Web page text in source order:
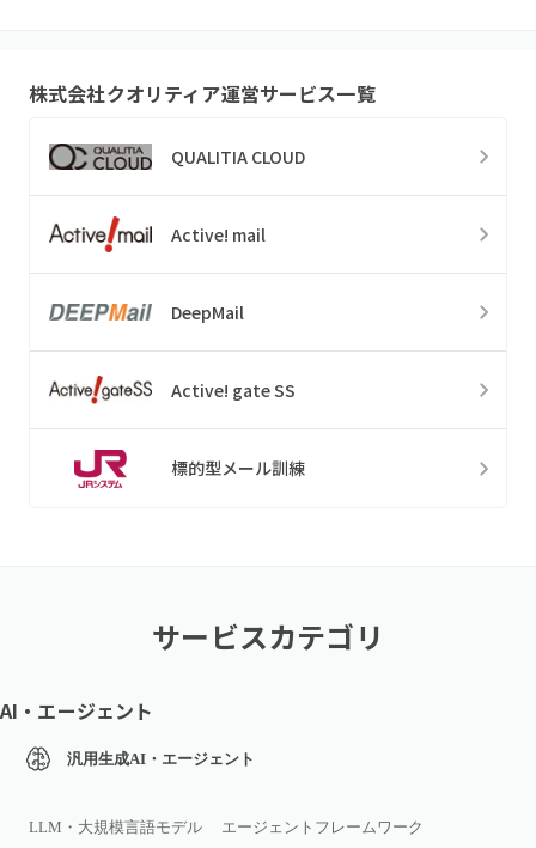
株式会社クオリティア運営サービス一覧
QUALITIA CLOUD
Active! mail
DeepMail
Active! gate SS
標的型メール訓練
サービスカテゴリ
AI・エージェント
汎用生成AI・エージェント
LLM・大規模言語モデル
エージェントフレームワーク